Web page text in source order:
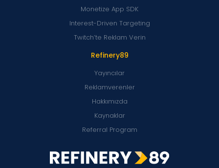
Refinery89
Yayıncılar
Reklamverenler
Hakkımızda
Kaynaklar
Referral Program
Monetize App SDK
Interest-Driven Targeting
Twitch’te Reklam Verin